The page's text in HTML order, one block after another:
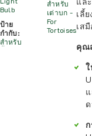
Bulb
ป้าย
กำกับ:
สำหรับ
สำหรับ
เต่าบก -
For
Tortoises
เลี้
เส
คุณ